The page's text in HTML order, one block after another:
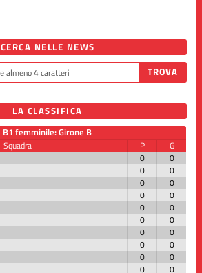
CERCA NELLE NEWS
LA CLASSIFICA
B1 femminile: Girone B
Squadra P
G
0
0
0
0
0
0
0
0
0
0
0
0
0
0
0
0
0
0
0
0